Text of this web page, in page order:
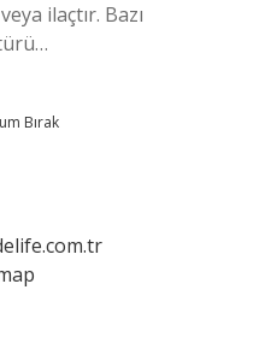
ilaçtır. Bazı
Bırak